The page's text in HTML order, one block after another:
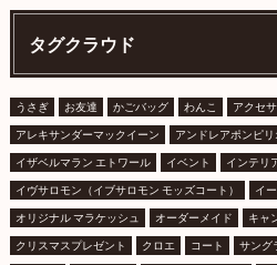
タグクラウド
うさぎ お友達 かごバッグ わんこ アクセ
アレキサンダーマックイーン アンドレアポンピリ
イザベルマラン エトワール イベント インテリ
イヴサロモン（イブサロモン モッズコート） イ
オリジナル マラケッシュ オーダーメイド キャ
クリスマスプレゼント クロエ コート サング